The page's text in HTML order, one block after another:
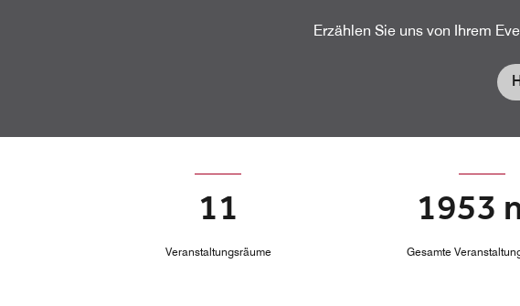
Erzählen Sie uns von Ihrem
11
Veranstaltungsräume
1953
Gesamte